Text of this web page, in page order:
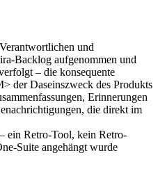
und
Backlog aufgenommen und
– die konsequente
der Daseinszweck des Produkts
Erinnerungen
die direkt im
ein Retro-Tool, kein Retro-
Suite angehängt wurde